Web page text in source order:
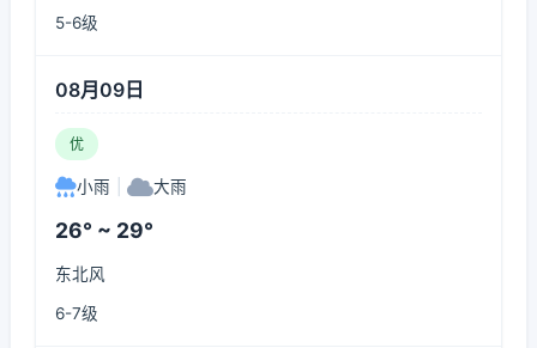
5-6级
08月09日
优
小雨 大雨
26° ~ 29°
东北风
6-7级